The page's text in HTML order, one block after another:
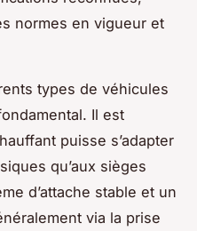
normes en vigueur et
types de véhicules
Il est
puisse s’adapter
qu’aux sièges
d’attache stable et un
via la prise